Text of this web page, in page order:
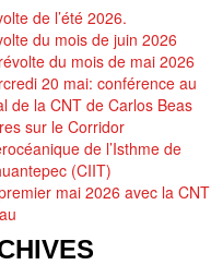
de l’été 2026.
du mois de juin 2026
du mois de mai 2026
20 mai: conférence au
de la CNT de Carlos Beas
sur le Corridor
de l’Isthme de
(CIIT)
mai 2026 avec la CNT